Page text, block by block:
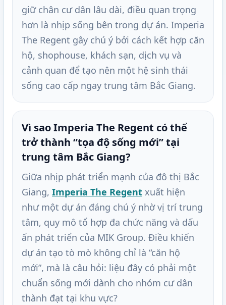
giữ chân cư dân lâu dài, điều quan trọng
hơn là nhịp sống bên trong dự án. Imperia
The Regent gây chú ý bởi cách kết hợp căn
hộ, shophouse, khách sạn, dịch vụ và
cảnh quan để tạo nên một hệ sinh thái
sống cao cấp ngay trung tâm Bắc Giang.
Vì sao Imperia The Regent có thể
trở thành “tọa độ sống mới” tại
trung tâm Bắc Giang?
Giữa nhịp phát triển mạnh của đô thị Bắc
Giang, Imperia The Regent xuất hiện
như một dự án đáng chú ý nhờ vị trí trung
tâm, quy mô tổ hợp đa chức năng và dấu
ấn phát triển của MIK Group. Điều khiến
dự án tạo tò mò không chỉ là “căn hộ
mới”, mà là câu hỏi: liệu đây có phải một
chuẩn sống mới dành cho nhóm cư dân
thành đạt tại khu vực?